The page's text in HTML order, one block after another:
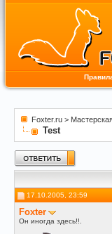
Foxter.ru >
Test
17.10.2005, 23:59
Foxter
Он иногда здесь!!.